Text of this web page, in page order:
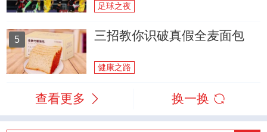
足球之夜
5 三招教你识破真假全麦面包
健康之路
查看更多 换一换